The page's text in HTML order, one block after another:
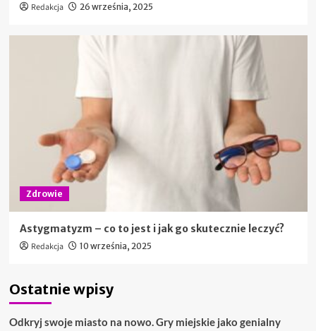
Redakcja 26 września, 2025
Zdrowie
Astygmatyzm – co to jest i jak go skutecznie leczyć?
Redakcja 10 września, 2025
Ostatnie wpisy
Odkryj swoje miasto na nowo. Gry miejskie jako genialny